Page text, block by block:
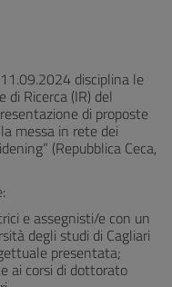
disciplina le
Ricerca (IR) del
di proposte
messa in rete dei
(Repubblica Ceca,
e assegnisti/e con un
degli studi di Cagliari
presentata;
ai corsi di dottorato